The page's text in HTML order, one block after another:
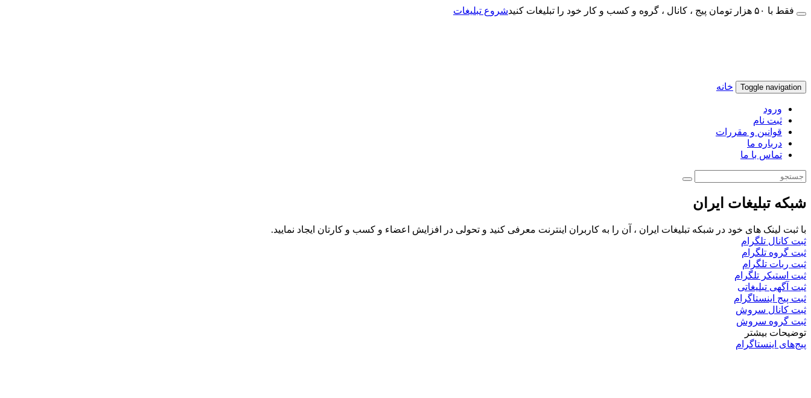
فقط با ۵۰ هزار تومان پیج ، کانال ، گروه و کسب و کار خود را تبلیغات کنید شروع تبلیغات
Toggle navigation خانه
ورود
ثبت نام
قوانین و مقررات
درباره ما
تماس با ما
شبکه تبلیغات ایران
با ثبت لینک های خود در شبکه تبلیغات ایران ، آن را به کاربران اینترنت معرفی کنید و تحولی در افزایش اعضاء و کسب و کارتان ایجاد نمایید.
ثبت کانال تلگرام
ثبت گروه تلگرام
ثبت ربات تلگرام
ثبت استیکر تلگرام
ثبت آگهی تبلیغاتی
ثبت پیج اینستاگرام
ثبت کانال سروش
ثبت گروه سروش
توضیحات بیشتر
پیج‌های اینستاگرام